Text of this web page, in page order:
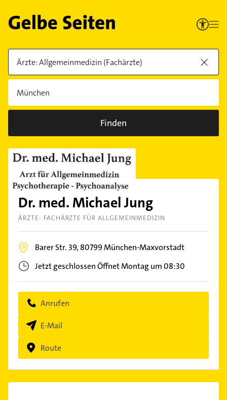
Finden
Dr. med. Michael Jung
ÄRZTE: FACHÄRZTE FÜR ALLGEMEINMEDIZIN
Barer Str. 39, 80799München-Maxvorstadt
Jetzt geschlossenÖffnet Montag um 08:30
Anrufen
E-Mail
Route